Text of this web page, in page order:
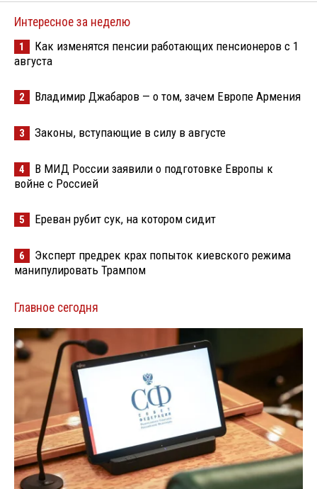
Интересное за неделю
1
Как изменятся пенсии работающих пенсионеров с 1
августа
2 Владимир Джабаров — о том, зачем Европе Армения
3 Законы, вступающие в силу в августе
4
В МИД России заявили о подготовке Европы к
войне с Россией
5 Ереван рубит сук, на котором сидит
6
Эксперт предрек крах попыток киевского режима
манипулировать Трампом
Главное сегодня